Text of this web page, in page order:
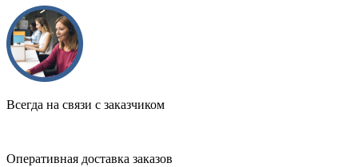
Всегда на связи с заказчиком
Оперативная доставка заказов